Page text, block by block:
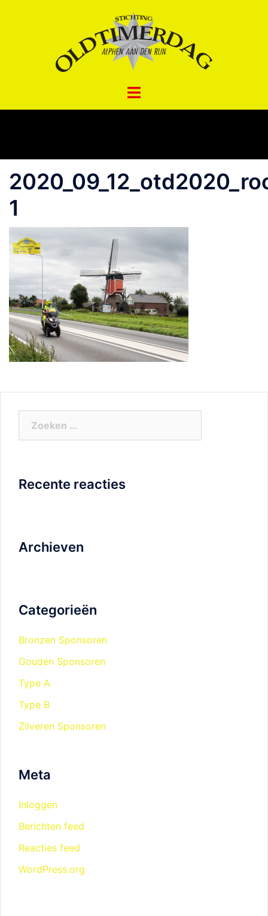
1
Recente reacties
Archieven
Categorieën
Bronzen Sponsoren
Gouden Sponsoren
Type A
Type B
Zilveren Sponsoren
Meta
Inloggen
Berichten feed
Reacties feed
WordPress.org